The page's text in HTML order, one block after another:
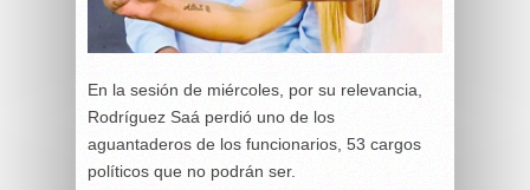
En la sesión de miércoles, por su relevancia,
Rodríguez Saá perdió uno de los
aguantaderos de los funcionarios, 53 cargos
políticos que no podrán ser.